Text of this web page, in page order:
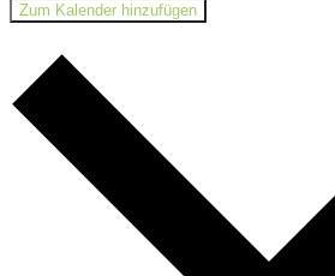
Zum Kalender hinzufügen